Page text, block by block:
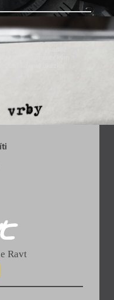
se.
pro děti a mládež
Ravt